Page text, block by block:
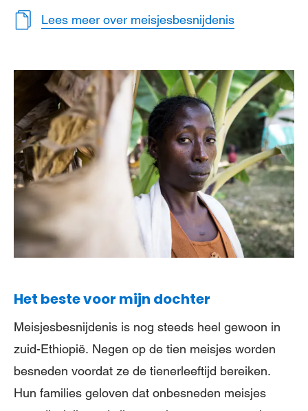
Lees meer over meisjesbesnijdenis
Het beste voor mijn dochter
Meisjesbesnijdenis is nog steeds heel gewoon in
zuid-Ethiopië. Negen op de tien meisjes worden
besneden voordat ze de tienerleeftijd bereiken.
Hun families geloven dat onbesneden meisjes